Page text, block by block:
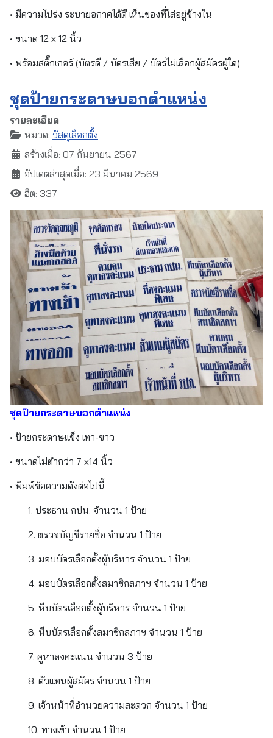
• มีความโปร่ง ระบายอกาศได้ดี เห็นของที่ใส่อยู่ข้างใน
• ขนาด 12 x 12 นิ้ว
• พร้อมสติ๊กเกอร์ (บัตรดี / บัตรเสีย / บัตรไม่เลือกผู้สมัครผู้ใด)
ชุดป้ายกระดาษบอกตำแหน่ง
รายละเอียด
หมวด: วัสดุเลือกตั้ง
สร้างเมื่อ: 07 กันยายน 2567
อัปเดตล่าสุดเมื่อ: 23 มีนาคม 2569
ฮิต: 337
ชุดป้ายกระดาษบอกตำแหน่ง
• ป้ายกระดาษแข็ง เทา-ขาว
• ขนาดไม่ต่ำกว่า 7 x14 นิ้ว
• พิมพ์ข้อความดังต่อไปนี้
1. ประธาน กปน. จำนวน 1 ป้าย
2. ตรวจบัญชีรายชื่อ จำนวน 1 ป้าย
3. มอบบัตรเลือกตั้งผู้บริหาร จำนวน 1 ป้าย
4. มอบบัตรเลือกตั้งสมาชิกสภาฯ จำนวน 1 ป้าย
5. หีบบัตรเลือกตั้งผู้บริหาร จำนวน 1 ป้าย
6. หีบบัตรเลือกตั้งสมาชิกสภาฯ จำนวน 1 ป้าย
7. คูหาลงคะแนน จำนวน 3 ป้าย
8. ตัวแทนผู้สมัคร จำนวน 1 ป้าย
9. เจ้าหน้าที่อำนวยความสะดวก จำนวน 1 ป้าย
10. ทางเข้า จำนวน 1 ป้าย